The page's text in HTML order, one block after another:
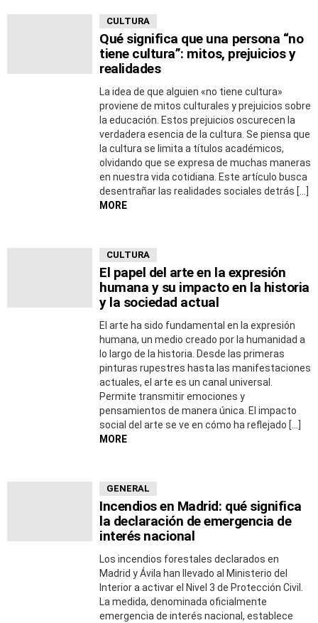
CULTURA
Qué significa que una persona “no
tiene cultura”: mitos, prejuicios y
realidades
La idea de que alguien «no tiene cultura»
proviene de mitos culturales y prejuicios sobre
la educación. Estos prejuicios oscurecen la
verdadera esencia de la cultura. Se piensa que
la cultura se limita a títulos académicos,
olvidando que se expresa de muchas maneras
en nuestra vida cotidiana. Este artículo busca
desentrañar las realidades sociales detrás […]
MORE
CULTURA
El papel del arte en la expresión
humana y su impacto en la historia
y la sociedad actual
El arte ha sido fundamental en la expresión
humana, un medio creado por la humanidad a
lo largo de la historia. Desde las primeras
pinturas rupestres hasta las manifestaciones
actuales, el arte es un canal universal.
Permite transmitir emociones y
pensamientos de manera única. El impacto
social del arte se ve en cómo ha reflejado […]
MORE
GENERAL
Incendios en Madrid: qué significa
la declaración de emergencia de
interés nacional
Los incendios forestales declarados en
Madrid y Ávila han llevado al Ministerio del
Interior a activar el Nivel 3 de Protección Civil.
La medida, denominada oficialmente
emergencia de interés nacional, establece